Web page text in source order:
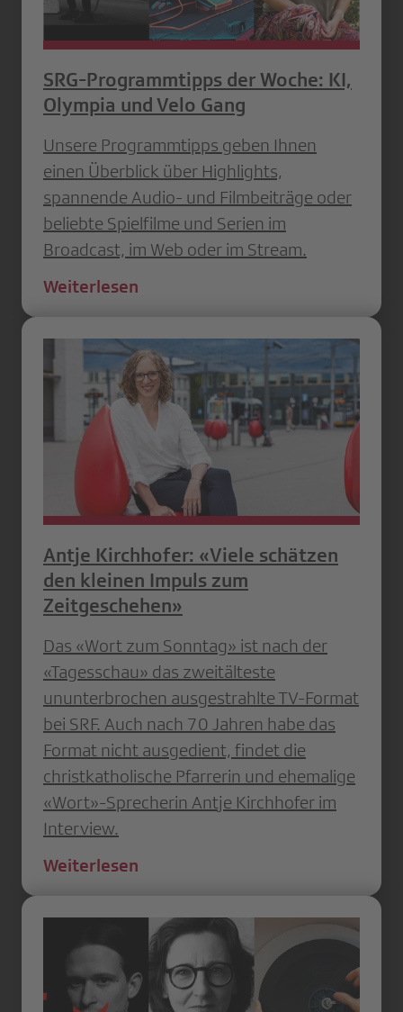
SRG-Programmtipps der Woche: KI,
Olympia und Velo Gang
Unsere Programmtipps geben Ihnen
einen Überblick über Highlights,
spannende Audio- und Filmbeiträge oder
beliebte Spielfilme und Serien im
Broadcast, im Web oder im Stream.
Weiterlesen
Antje Kirchhofer: «Viele schätzen
den kleinen Impuls zum
Zeitgeschehen»
Das «Wort zum Sonntag» ist nach der
«Tagesschau» das zweitälteste
ununterbrochen ausgestrahlte TV-Format
bei SRF. Auch nach 70 Jahren habe das
Format nicht ausgedient, findet die
christkatholische Pfarrerin und ehemalige
«Wort»-Sprecherin Antje Kirchhofer im
Interview.
Weiterlesen